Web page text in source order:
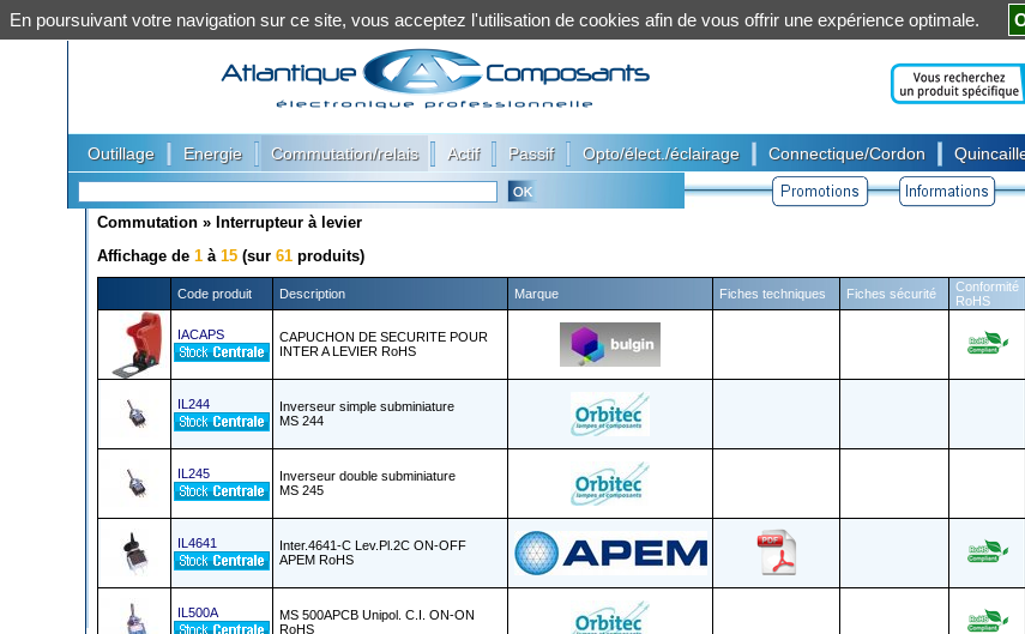
Outillage Energie Commutation/relais Actif Passif Opto/élect./éclairage Connectique/Cordon
Commutation » Interrupteur à levier
Affichage de 1 à 15 (sur 61 produits)
Code produit Description Marque Fiches techniques Fiches sécurité
Conformité
RoHS
IACAPS
CAPUCHON DE SECURITE POUR
INTER A LEVIER RoHS
IL244
Inverseur simple subminiature
MS 244
IL245
Inverseur double subminiature
MS 245
IL4641
Inter.4641-C Lev.Pl.2C ON-OFF
APEM RoHS
IL500A
MS 500APCB Unipol. C.I. ON-ON
RoHS
En poursuivant votre navigation sur ce site, vous acceptez l'utilisation de cookies afin de vous offrir une expérience optimale.